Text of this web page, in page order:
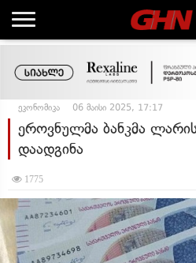
ეკონომიკა 06 მაისი 2025, 17:17
ეროვნულმა ბანკმა
დაადგინა
1775